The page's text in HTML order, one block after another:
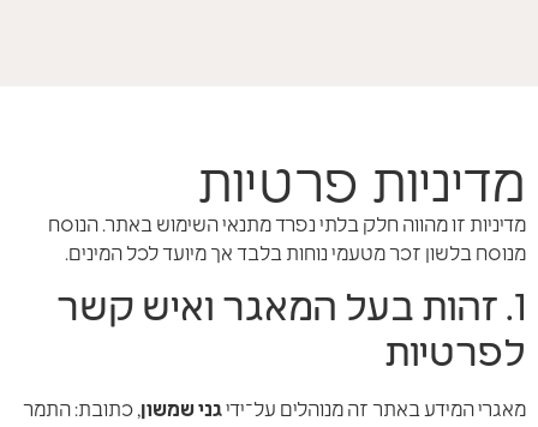
מדיניות פרטיות
מדיניות זו מהווה חלק בלתי נפרד מתנאי השימוש באתר. הנוסח
מנוסח בלשון זכר מטעמי נוחות בלבד אך מיועד לכל המינים.
1. זהות בעל המאגר ואיש קשר
לפרטיות
מאגרי המידע באתר זה מנוהלים על־ידיגני שמשון, כתובת: התמר